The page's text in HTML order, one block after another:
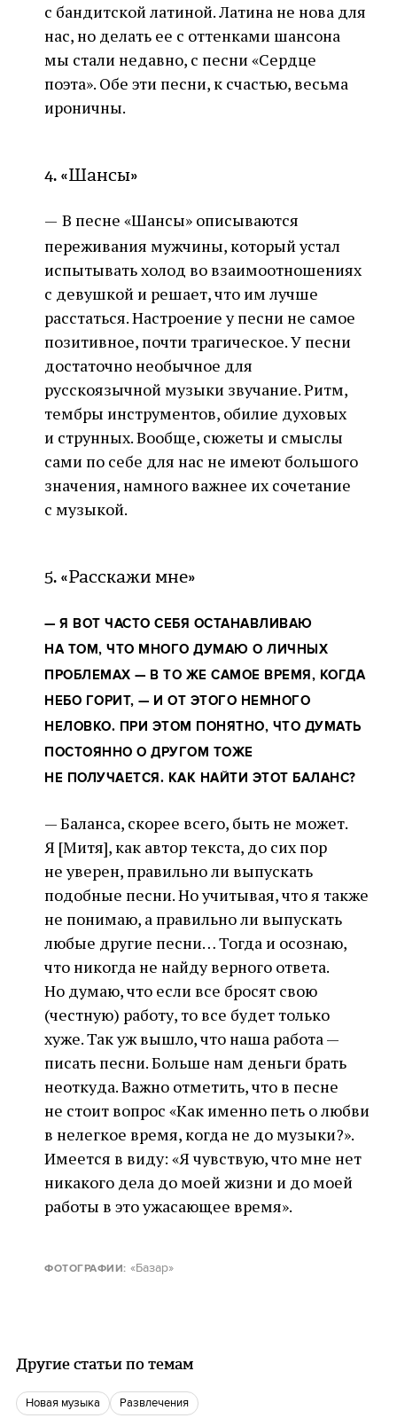
с бандитской латиной. Латина не нова для
нас, но делать ее с оттенками шансона
мы стали недавно, с песни «Сердце
поэта». Обе эти песни, к счастью, весьма
ироничны.
4. «Шансы»
— В песне «Шансы» описываются
переживания мужчины, который устал
испытывать холод во взаимоотношениях
с девушкой и решает, что им лучше
расстаться. Настроение у песни не самое
позитивное, почти трагическое. У песни
достаточно необычное для
русскоязычной музыки звучание. Ритм,
тембры инструментов, обилие духовых
и струнных. Вообще, сюжеты и смыслы
сами по себе для нас не имеют большого
значения, намного важнее их сочетание
с музыкой.
5. «Расскажи мне»
— Я ВОТ ЧАСТО СЕБЯ ОСТАНАВЛИВАЮ
НА ТОМ, ЧТО МНОГО ДУМАЮ О ЛИЧНЫХ
ПРОБЛЕМАХ — В ТО ЖЕ САМОЕ ВРЕМЯ, КОГДА
НЕБО ГОРИТ, — И ОТ ЭТОГО НЕМНОГО
НЕЛОВКО. ПРИ ЭТОМ ПОНЯТНО, ЧТО ДУМАТЬ
ПОСТОЯННО О ДРУГОМ ТОЖЕ
НЕ ПОЛУЧАЕТСЯ. КАК НАЙТИ ЭТОТ БАЛАНС?
— Баланса, скорее всего, быть не может.
Я [Митя], как автор текста, до сих пор
не уверен, правильно ли выпускать
подобные песни. Но учитывая, что я также
не понимаю, а правильно ли выпускать
любые другие песни… Тогда и осознаю,
что никогда не найду верного ответа.
Но думаю, что если все бросят свою
(честную) работу, то все будет только
хуже. Так уж вышло, что наша работа —
писать песни. Больше нам деньги брать
неоткуда. Важно отметить, что в песне
не стоит вопрос «Как именно петь о любви
в нелегкое время, когда не до музыки?».
Имеется в виду: «Я чувствую, что мне нет
никакого дела до моей жизни и до моей
работы в это ужасающее время».
ФОТОГРАФИИ: «Базар»
Другие статьи по темам
Новая музыка Развлечения